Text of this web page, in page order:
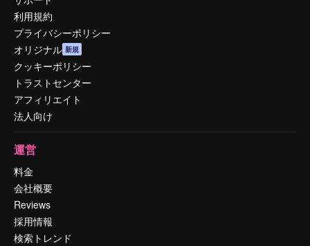
利用規約
プライバシーポリシー
オリジナル 新規
クッキーポリシー
トラストセンター
アフィリエイト
法人向け
運営
料金
会社概要
Reviews
採用情報
検索トレンド